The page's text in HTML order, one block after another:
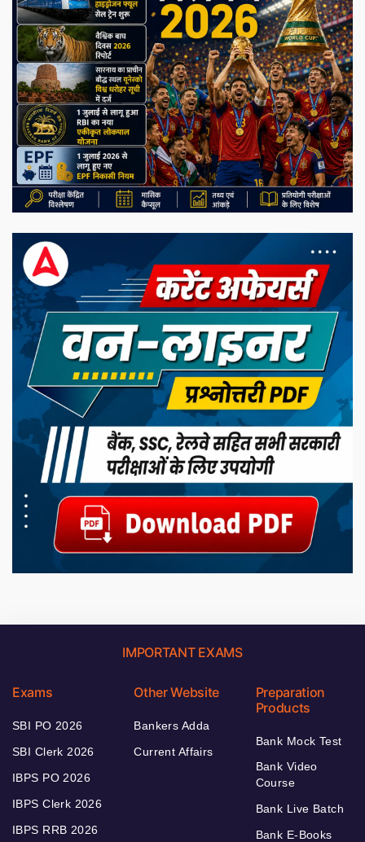
IMPORTANT EXAMS
Exams
SBI PO 2026
SBI Clerk 2026
IBPS PO 2026
IBPS Clerk 2026
IBPS RRB 2026
Other Website
Bankers Adda
Current Affairs
Preparation
Products
Bank Mock Test
Bank Video
Course
Bank Live Batch
Bank E-Books